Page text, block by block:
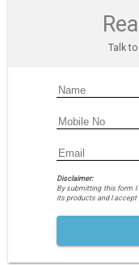
Talk
Disclaimer:
By submitting this form
its products and I